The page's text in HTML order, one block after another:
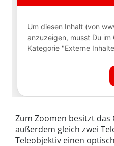
Zum Zoomen besitzt das
außerdem gleich zwei
Teleobjektiv einen